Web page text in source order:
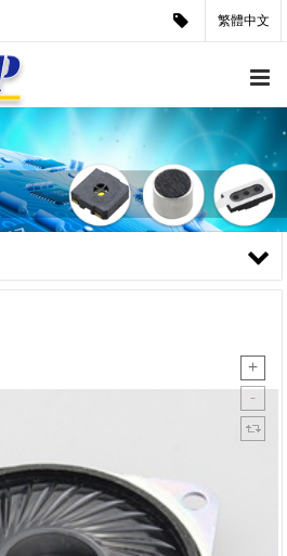
繁體中文